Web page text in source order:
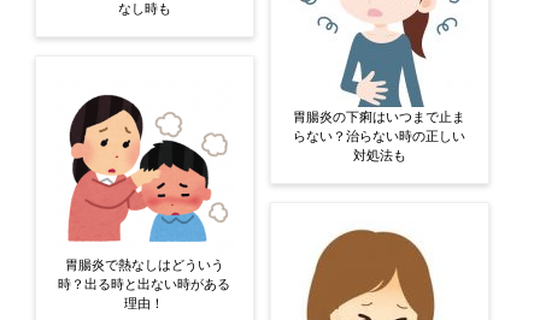
なし時も
胃腸炎で熱なしはどういう
時？出る時と出ない時がある
理由！
胃腸炎の下痢はいつまで止ま
らない？治らない時の正しい
対処法も